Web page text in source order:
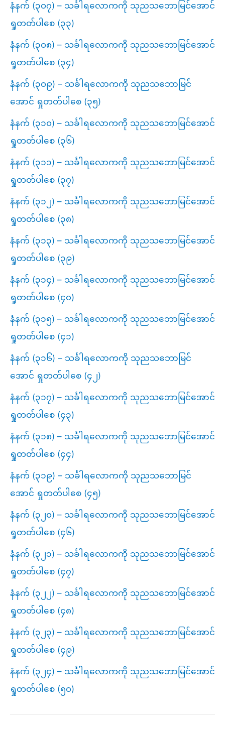
နံနက် (၃၀၇) – သင်္ခါရလောကကို သုညသဘောမြင်အောင်
ရှုတတ်ပါစေ (၃၃)
နံနက် (၃၀၈) – သင်္ခါရလောကကို သုညသဘောမြင်အောင်
ရှုတတ်ပါစေ (၃၄)
နံနက် (၃၀၉) – သင်္ခါရလောကကို သုညသဘောမြင်
အောင် ရှုတတ်ပါစေ (၃၅)
နံနက် (၃၁၀) – သင်္ခါရလောကကို သုညသဘောမြင်အောင်
ရှုတတ်ပါစေ (၃၆)
နံနက် (၃၁၁) – သင်္ခါရလောကကို သုညသဘောမြင်အောင်
ရှုတတ်ပါစေ (၃၇)
နံနက် (၃၁၂) – သင်္ခါရလောကကို သုညသဘောမြင်အောင်
ရှုတတ်ပါစေ (၃၈)
နံနက် (၃၁၃) – သင်္ခါရလောကကို သုညသဘောမြင်အောင်
ရှုတတ်ပါစေ (၃၉)
နံနက် (၃၁၄) – သင်္ခါရလောကကို သုညသဘောမြင်အောင်
ရှုတတ်ပါစေ (၄၀)
နံနက် (၃၁၅) – သင်္ခါရလောကကို သုညသဘောမြင်အောင်
ရှုတတ်ပါစေ (၄၁)
နံနက် (၃၁၆) – သင်္ခါရလောကကို သုညသဘောမြင်
အောင် ရှုတတ်ပါစေ (၄၂)
နံနက် (၃၁၇) – သင်္ခါရလောကကို သုညသဘောမြင်အောင်
ရှုတတ်ပါစေ (၄၃)
နံနက် (၃၁၈) – သင်္ခါရလောကကို သုညသဘောမြင်အောင်
ရှုတတ်ပါစေ (၄၄)
နံနက် (၃၁၉) – သင်္ခါရလောကကို သုညသဘောမြင်
အောင် ရှုတတ်ပါစေ (၄၅)
နံနက် (၃၂၀) – သင်္ခါရလောကကို သုညသဘောမြင်အောင်
ရှုတတ်ပါစေ (၄၆)
နံနက် (၃၂၁) – သင်္ခါရလောကကို သုညသဘောမြင်အောင်
ရှုတတ်ပါစေ (၄၇)
နံနက် (၃၂၂) – သင်္ခါရလောကကို သုညသဘောမြင်အောင်
ရှုတတ်ပါစေ (၄၈)
နံနက် (၃၂၃) – သင်္ခါရလောကကို သုညသဘောမြင်အောင်
ရှုတတ်ပါစေ (၄၉)
နံနက် (၃၂၄) – သင်္ခါရလောကကို သုညသဘောမြင်အောင်
ရှုတတ်ပါစေ (၅၀)